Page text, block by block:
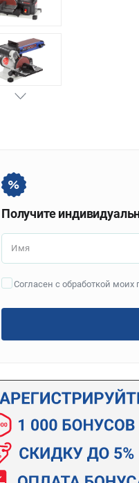
Получите
Имя
Согласен с обработкой